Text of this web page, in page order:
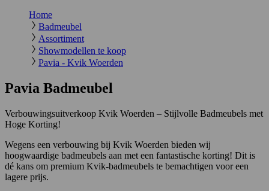
Home
Badmeubel
Assortiment
Showmodellen te koop
Pavia - Kvik Woerden
Pavia Badmeubel
Verbouwingsuitverkoop Kvik Woerden – Stijlvolle Badmeubels met
Hoge Korting!
Wegens een verbouwing bij Kvik Woerden bieden wij
hoogwaardige badmeubels aan met een fantastische korting! Dit is
dé kans om premium Kvik-badmeubels te bemachtigen voor een
lagere prijs.